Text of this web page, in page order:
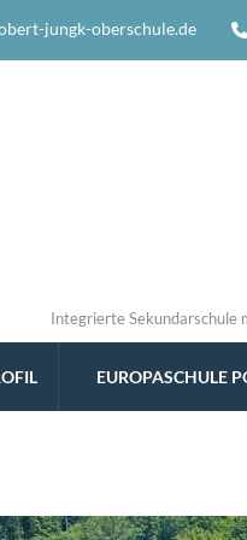
jungk-oberschule.de
Integrierte Sekundarschule
EUROPASCHULE